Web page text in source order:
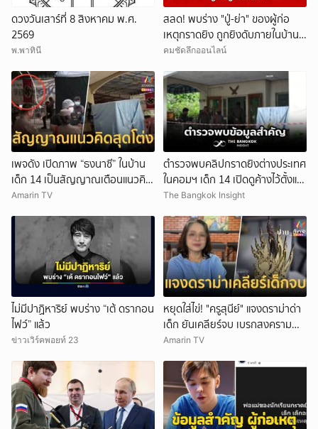
ดวงวันเสาร์ที่ 8 สิงหาคม พ.ศ.
2569
พ.พาทินี
สลด! พบร่าง "ปู่-ย่า" ของผู้ก่อ
เหตุกราดยิง ถูกยิงดับภายในบ้าน
พัก
คมชัดลึกออนไลน์
เพจดัง เปิดภาพ “ธงนาซี” ในบ้าน
เด็ก 14 เป็นสัญญาณเตือนแนวคิด
สุดโต่ง
Amarin TV
ตำรวจพบคลิปกราดยิงต่างประเทศ
ในคอมฯ เด็ก 14 เปิดดูค้างไว้ตั้งแต่
วันที่ 30 ก.ค.
The Bangkok Insight
ไม่มีปาฏิหาริย์ พบร่าง “เต้ ดรากอน
ไฟว์” แล้ว
ข่าวเวิร์คพอยท์ 23
หยุดใส่ไข่! "ครูสุนีย์" แจงดราม่าด่า
เด็ก ยันเคลียร์จบ เบรกสงคราม
Gen
Amarin TV